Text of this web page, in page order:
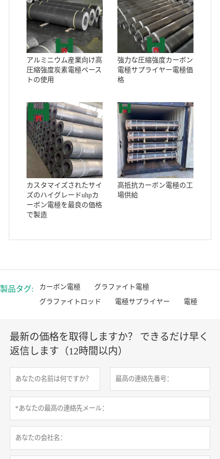
アルミニウム産業向け高
圧縮強度炭素電極ペース
トの使用
強力な圧縮強度カーボン
電極サプライヤー電極価
格
カスタマイズされたサイ
ズのハイグレードuhpカ
ーボン電極を最良の価格
で製造
高抵抗カーボン電極の工
場供給
製品タグ: カーボン電極
グラファイト電極
グラファイトロッド
電極サプライヤー 電極
最新の価格を取得しますか？ できるだけ早く
返信します（12時間以内）